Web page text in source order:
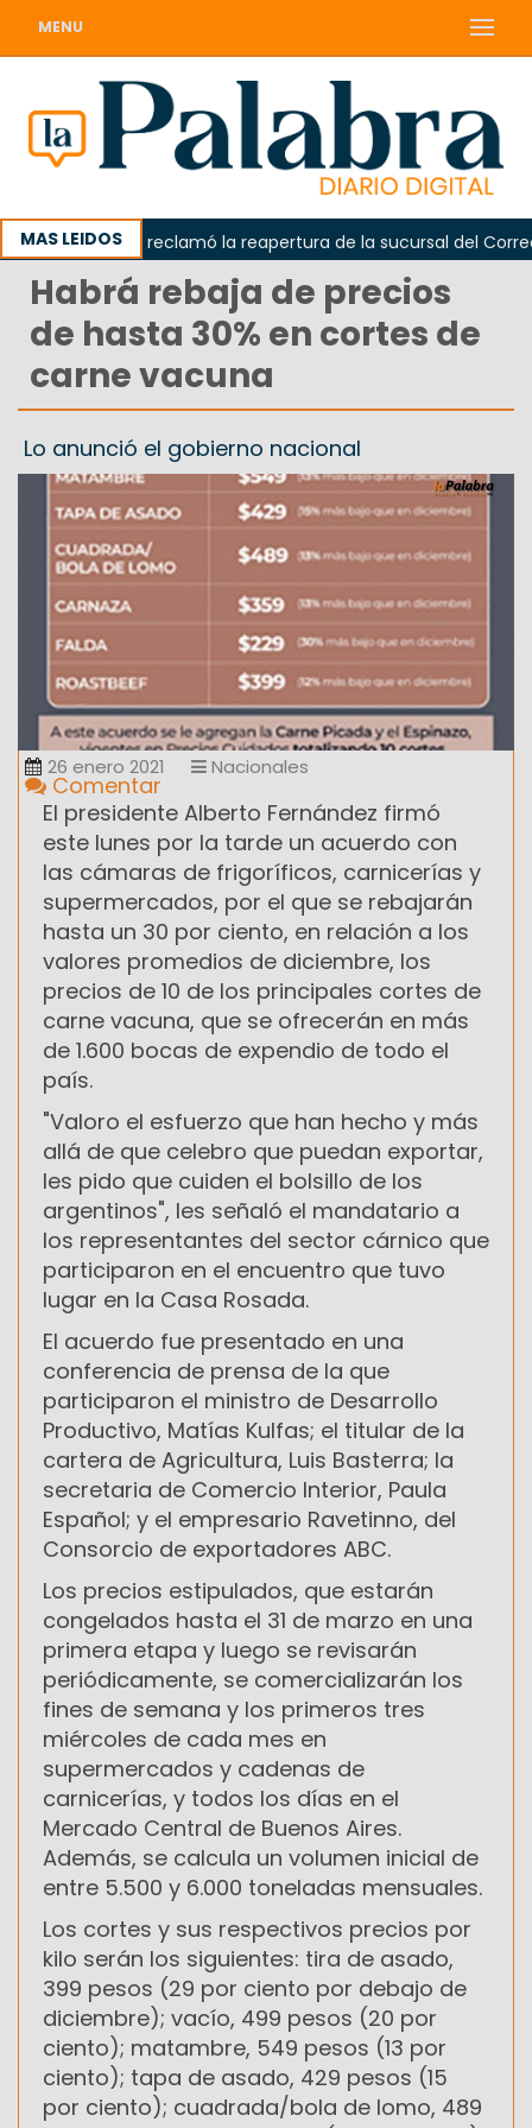
MENU
MAS LEIDOS
Odarda reclamó la reapertura de la sucursal del Correo
Habrá rebaja de precios
de hasta 30% en cortes de
carne vacuna
Lo anunció el gobierno nacional
26 enero 2021 Nacionales
Comentar
El presidente Alberto Fernández firmó
este lunes por la tarde un acuerdo con
las cámaras de frigoríficos, carnicerías y
supermercados, por el que se rebajarán
hasta un 30 por ciento, en relación a los
valores promedios de diciembre, los
precios de 10 de los principales cortes de
carne vacuna, que se ofrecerán en más
de 1.600 bocas de expendio de todo el
país.
"Valoro el esfuerzo que han hecho y más
allá de que celebro que puedan exportar,
les pido que cuiden el bolsillo de los
argentinos", les señaló el mandatario a
los representantes del sector cárnico que
participaron en el encuentro que tuvo
lugar en la Casa Rosada.
El acuerdo fue presentado en una
conferencia de prensa de la que
participaron el ministro de Desarrollo
Productivo, Matías Kulfas; el titular de la
cartera de Agricultura, Luis Basterra; la
secretaria de Comercio Interior, Paula
Español; y el empresario Ravetinno, del
Consorcio de exportadores ABC.
Los precios estipulados, que estarán
congelados hasta el 31 de marzo en una
primera etapa y luego se revisarán
periódicamente, se comercializarán los
fines de semana y los primeros tres
miércoles de cada mes en
supermercados y cadenas de
carnicerías, y todos los días en el
Mercado Central de Buenos Aires.
Además, se calcula un volumen inicial de
entre 5.500 y 6.000 toneladas mensuales.
Los cortes y sus respectivos precios por
kilo serán los siguientes: tira de asado,
399 pesos (29 por ciento por debajo de
diciembre); vacío, 499 pesos (20 por
ciento); matambre, 549 pesos (13 por
ciento); tapa de asado, 429 pesos (15
por ciento); cuadrada/bola de lomo, 489